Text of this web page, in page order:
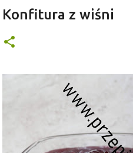
Konfitura z wiśni